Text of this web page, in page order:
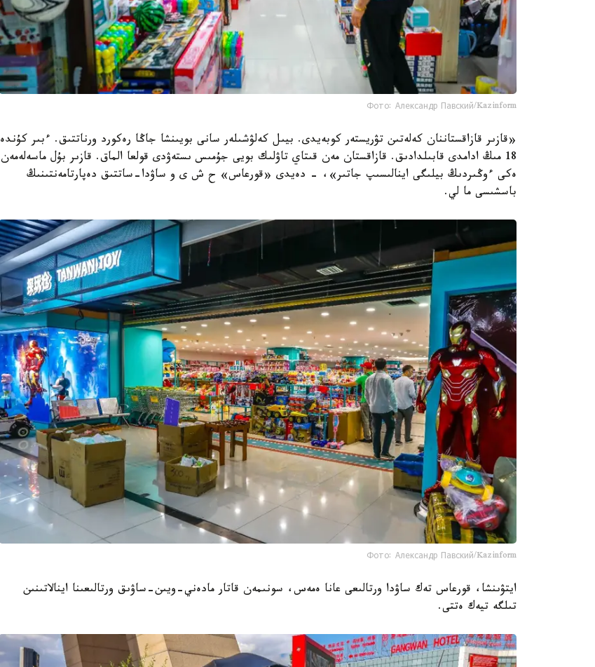
Фото: Александр Павский/Kazinform
«قازىر قازاقستاننان كەلەتىن تۋريستەر كوبەيدى. بيىل كەلۋشىلەر سانى بويىنشا جاڭا رەكورد ورناتتىق. ءبىر كۇندە
18 مىڭ ادامدى قابىلدادىق. قازاقستان مەن قىتاي تاۋلىك بويى جۇمىس ىستەۋدى قولعا الماق. قازىر بۇل ماسەلەمەن
ەكى ءوڭىردىڭ بيلىگى اينالىسىپ جاتىر»، - دەيدى «قورعاس» ح ش ى و ساۋدا-ساتتىق دەپارتامەنتىنىڭ
باسشىسى ما لي.
Фото: Александр Павский/Kazinform
ايتۋىنشا، قورعاس تەك ساۋدا ورتالىعى عانا ەمەس، سونىمەن قاتار مادەني-ويىن-ساۋىق ورتالىعىنا اينالاتىنىن
تىلگە تيەك ەتتى.